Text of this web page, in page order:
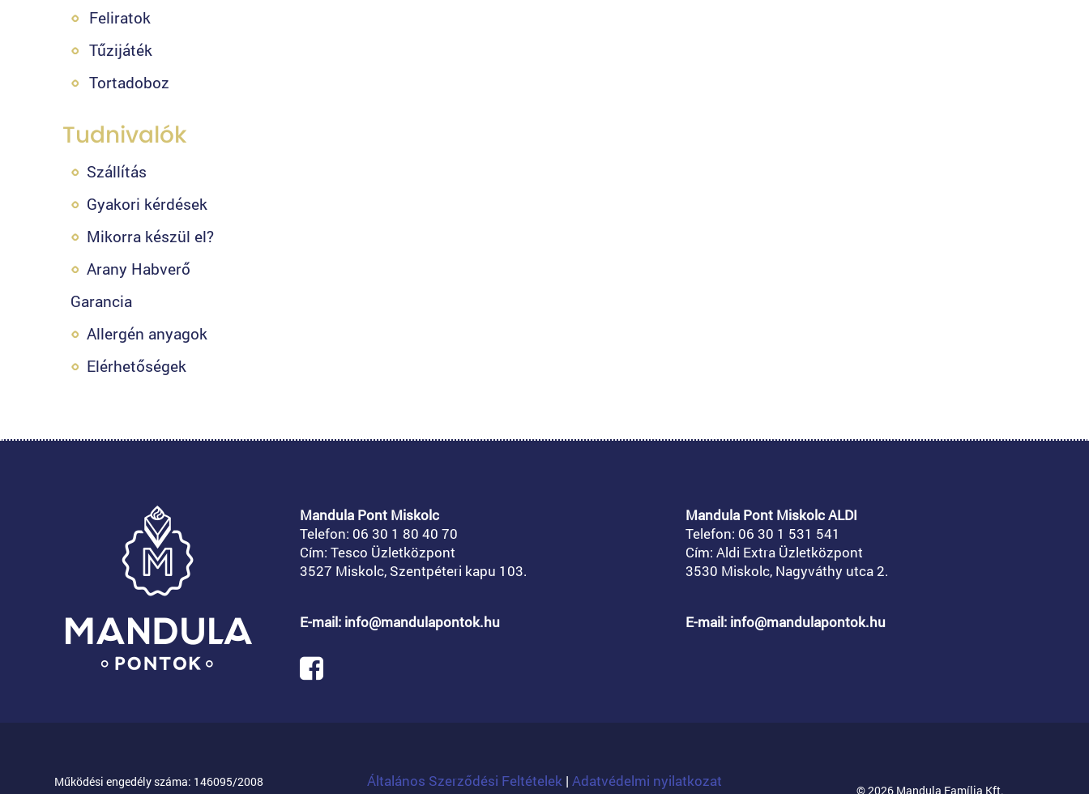
Feliratok
Tűzijáték
Tortadoboz
Tudnivalók
Szállítás
Gyakori kérdések
Mikorra készül el?
Arany Habverő
Garancia
Allergén anyagok
Elérhetőségek
Mandula Pont Miskolc
Telefon: 06 30 1 80 40 70
Cím: Tesco Üzletközpont
3527 Miskolc, Szentpéteri kapu 103.
E-mail: info@mandulapontok.hu
Mandula Pont Miskolc ALDI
Telefon: 06 30 1 531 541
Cím: Aldi Extra Üzletközpont
3530 Miskolc, Nagyváthy utca 2.
E-mail: info@mandulapontok.hu
Működési engedély száma: 146095/2008 Általános Szerződési Feltételek | Adatvédelmi nyilatkozat
© 2026 Mandula Família Kft.